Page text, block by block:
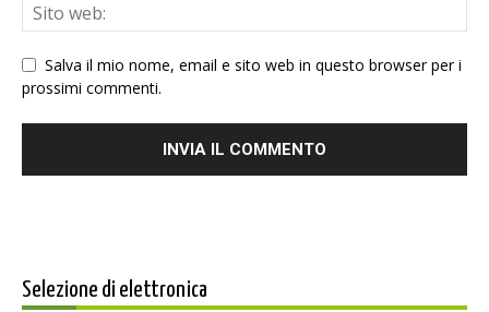
Salva il mio nome, email e sito web in questo browser per i
prossimi commenti.
Selezione di elettronica